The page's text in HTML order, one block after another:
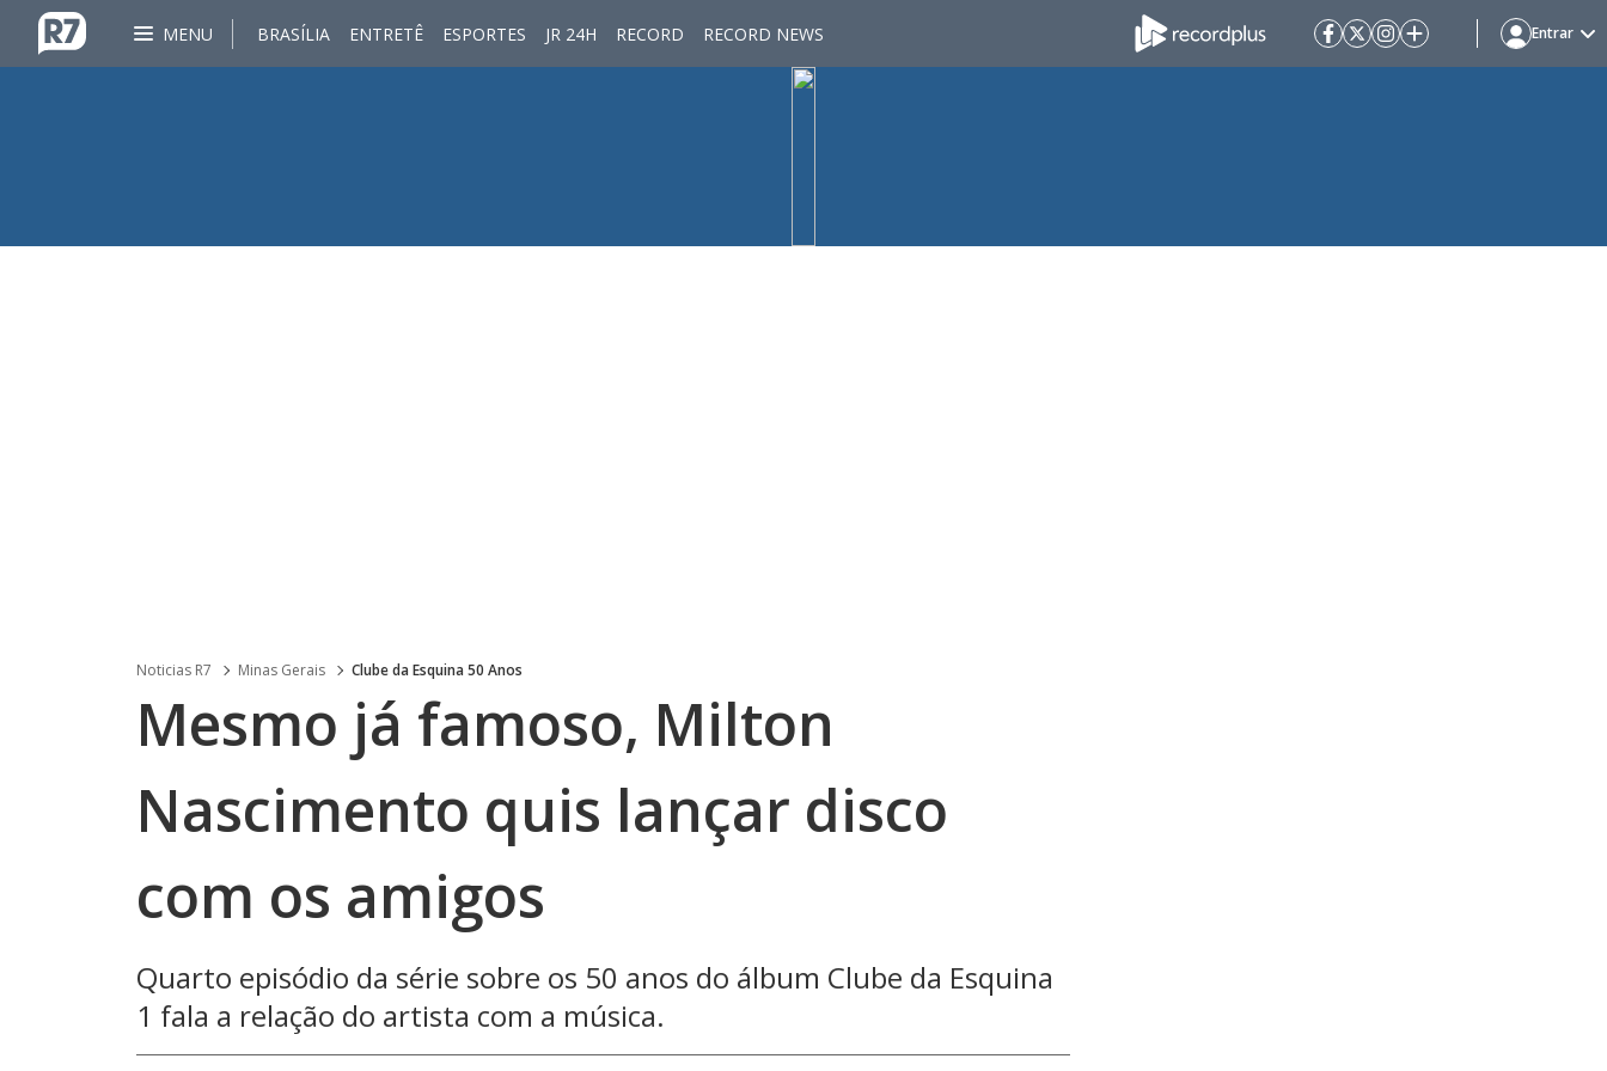
MENU BRASÍLIA ENTRETÊ ESPORTES JR 24H RECORD RECORD NEWS Entrar
Noticias R7 Minas Gerais Clube da Esquina 50 Anos
Mesmo já famoso, Milton
Nascimento quis lançar disco
com os amigos
Quarto episódio da série sobre os 50 anos do álbum Clube da Esquina
1 fala a relação do artista com a música.